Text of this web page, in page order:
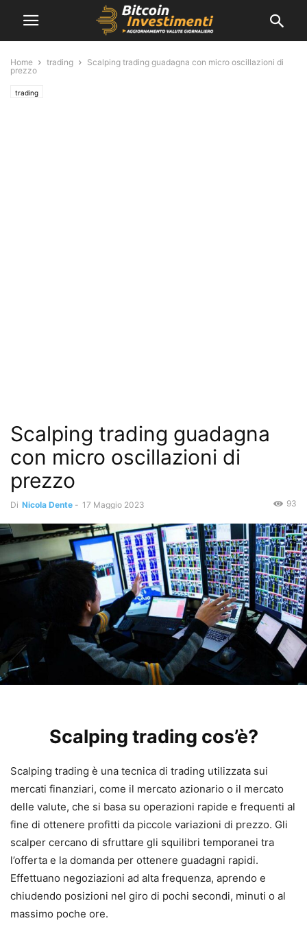
Home trading
Scalping trading guadagna con micro oscillazioni di
prezzo
trading
Scalping trading guadagna
con micro oscillazioni di
prezzo
Di Nicola Dente - 17 Maggio 2023 93
Scalping trading cos’è?
Scalping trading è una tecnica di trading utilizzata sui
mercati finanziari, come il mercato azionario o il mercato
delle valute, che si basa su operazioni rapide e frequenti al
fine di ottenere profitti da piccole variazioni di prezzo. Gli
scalper cercano di sfruttare gli squilibri temporanei tra
l’offerta e la domanda per ottenere guadagni rapidi.
Effettuano negoziazioni ad alta frequenza, aprendo e
chiudendo posizioni nel giro di pochi secondi, minuti o al
massimo poche ore.